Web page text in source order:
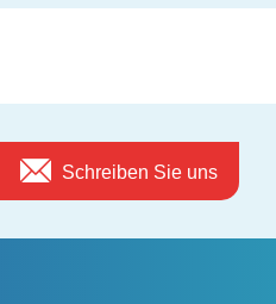
Schreiben Sie uns